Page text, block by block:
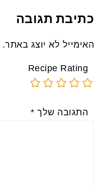
כתיבת תגובה
האימייל לא יוצג באתר.
Recipe Rating
התגובה שלך *